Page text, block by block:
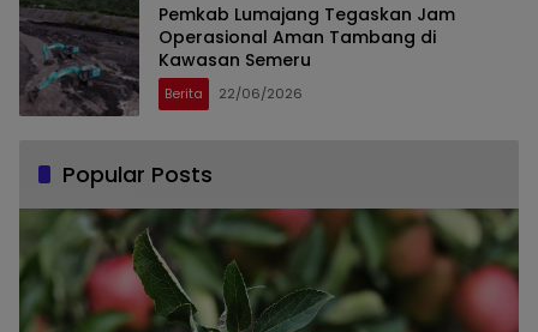
Pemkab Lumajang Tegaskan Jam
Operasional Aman Tambang di
Kawasan Semeru
Berita 22/06/2026
Popular Posts